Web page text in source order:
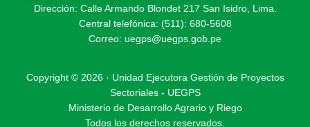
Dirección: Calle Armando Blondet 217 San Isidro, Lima.
Central telefónica: (511): 680-5608
Correo: uegps@uegps.gob.pe
Copyright © 2026 · Unidad Ejecutora Gestión de Proyectos
Sectoriales - UEGPS
Ministerio de Desarrollo Agrario y Riego
Todos los derechos reservados.